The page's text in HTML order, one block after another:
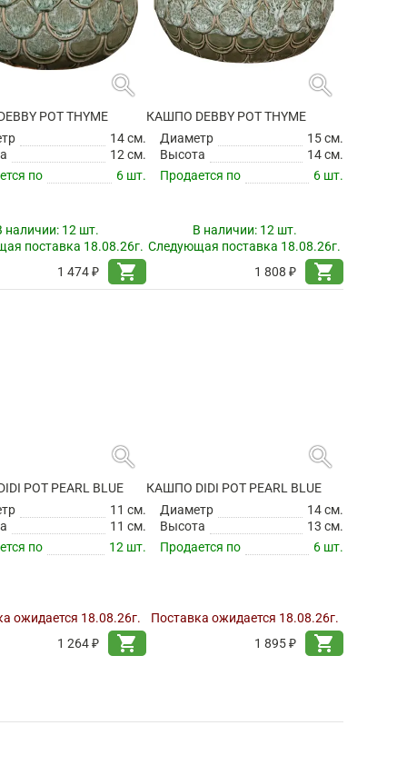
search
POT THYME
14 см.
12 см.
по
6 шт.
наличии: 12 шт.
поставка 18.08.26г.
1 474 ₽
shopping_cart
search
КАШПО DEBBY POT THYME
Диаметр
15 см.
Высота
14 см.
Продается по
6 шт.
В наличии: 12 шт.
Следующая поставка 18.08.26г.
1 808 ₽
shopping_cart
search
POT PEARL BLUE
search
КАШПО DIDI POT PEARL BLUE